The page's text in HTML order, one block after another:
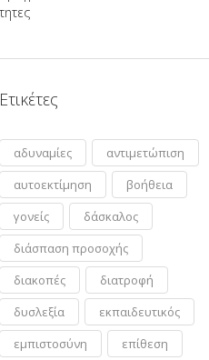
Ετικέτες
αδυναμίες
αντιμετώπιση
αυτοεκτίμηση
βοήθεια
γονείς
δάσκαλος
διάσπαση προσοχής
διακοπές
διατροφή
δυσλεξία
εκπαιδευτικός
εμπιστοσύνη
επίθεση